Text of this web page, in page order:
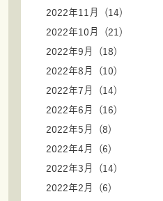
2022年11月 (14)
2022年10月 (21)
2022年9月 (18)
2022年8月 (10)
2022年7月 (14)
2022年6月 (16)
2022年5月 (8)
2022年4月 (6)
2022年3月 (14)
2022年2月 (6)